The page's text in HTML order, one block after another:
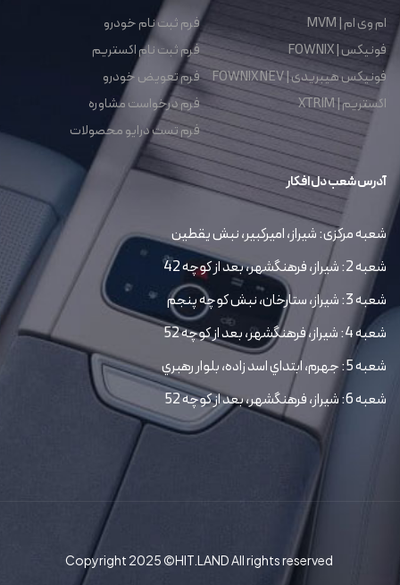
ام وی ام | MVM
فونیکس | FOWNIX
فونیکس هیبریدی | FOWNIX NEV
اکستریم | XTRIM
فرم ثبت نام خودرو
فرم ثبت نام اکستریم
فرم تعویض خودرو
فرم درخواست مشاوره
فرم تست درایو محصولات
آدرس شعب دل افکار
شعبه مرکزی: شیراز، امیرکبیر، نبش یقطین
شعبه 2: شیراز، فرهنگشهر، بعد از کوچه 42
شعبه 3: شیراز، ستارخان، نبش کوچه پنجم
شعبه 4: شیراز، فرهنگشهر، بعد از کوچه 52
شعبه 5: جهرم، ابتداي اسد زاده، بلوار رهبري
شعبه 6: شیراز، فرهنگشهر، بعد از کوچه 52